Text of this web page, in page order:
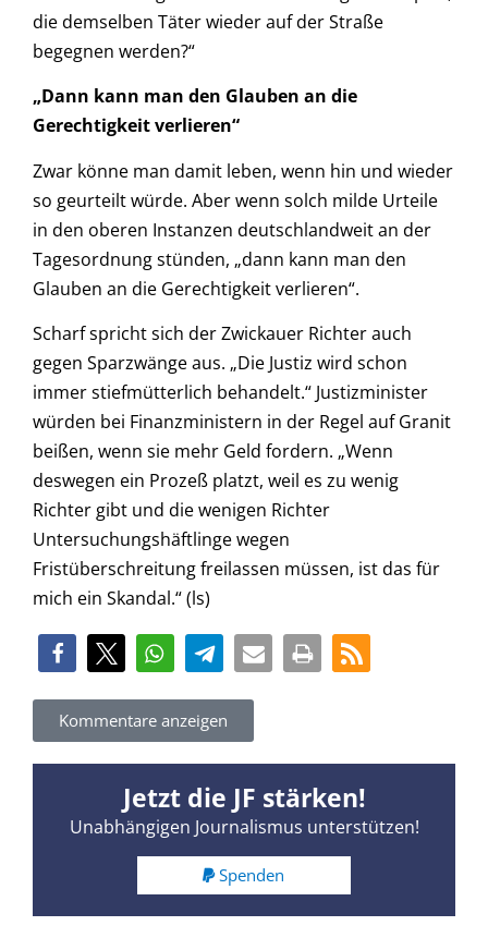
die demselben Täter wieder auf der Straße
begegnen werden?“
„Dann kann man den Glauben an die
Gerechtigkeit verlieren“
Zwar könne man damit leben, wenn hin und wieder
so geurteilt würde. Aber wenn solch milde Urteile
in den oberen Instanzen deutschlandweit an der
Tagesordnung stünden, „dann kann man den
Glauben an die Gerechtigkeit verlieren“.
Scharf spricht sich der Zwickauer Richter auch
gegen Sparzwänge aus. „Die Justiz wird schon
immer stiefmütterlich behandelt.“ Justizminister
würden bei Finanzministern in der Regel auf Granit
beißen, wenn sie mehr Geld fordern. „Wenn
deswegen ein Prozeß platzt, weil es zu wenig
Richter gibt und die wenigen Richter
Untersuchungshäftlinge wegen
Fristüberschreitung freilassen müssen, ist das für
mich ein Skandal.“ (ls)
Kommentare anzeigen
Jetzt die JF stärken!
Unabhängigen Journalismus unterstützen!
Spenden